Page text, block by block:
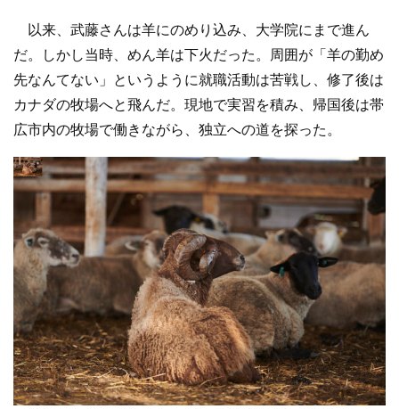
以来、武藤さんは羊にのめり込み、大学院にまで進ん
だ。しかし当時、めん羊は下火だった。周囲が「羊の勤め
先なんてない」というように就職活動は苦戦し、修了後は
カナダの牧場へと飛んだ。現地で実習を積み、帰国後は帯
広市内の牧場で働きながら、独立への道を探った。